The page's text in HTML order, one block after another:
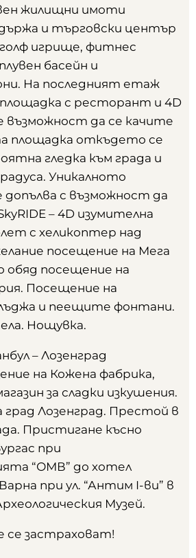
жилищни имоти
и търговски център
игрище, фитнес
басейн и
На последният етаж
с ресторант и 4D
възможност да се качите
площадка откъдето се
гледка към града и
Уникалното
допълва с възможност да
– 4D изумителна
с хеликоптер над
посещение на Мега
обяд посещение на
Посещение на
и пеещите фонтани.
Нощувка.
– Лозенград
на Кожена фабрика,
за сладки изкушения.
Лозенград. Престой в
Пристигане късно
при
“ОМВ” до хотел
при ул. “Антим I-ви” в
Музей.
се застраховат!